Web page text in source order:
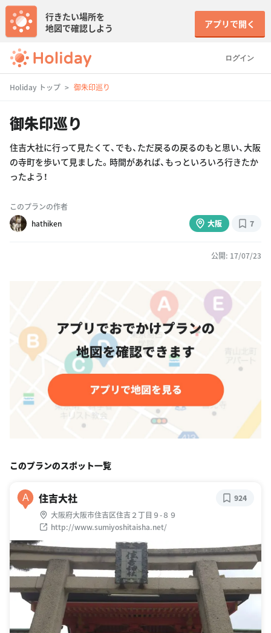
ログイン
行きたい場所を
地図で確認しよう
アプリで開く
Holiday トップ 御朱印巡り
御朱印巡り
住吉大社に行って見たくて、でも、ただ戻るの戻るのもと思い、大阪
の寺町を歩いて見ました。時間があれば、もっといろいろ行きたか
ったよう！
このプランの作者
hathiken
大阪 7
公開: 17/07/23
このプランのスポット一覧
A 住吉大社
大阪府大阪市住吉区住吉２丁目９-８９
http://www.sumiyoshitaisha.net/
924